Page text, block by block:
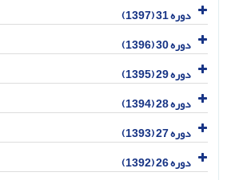
دوره 31 (1397)
دوره 30 (1396)
دوره 29 (1395)
دوره 28 (1394)
دوره 27 (1393)
دوره 26 (1392)